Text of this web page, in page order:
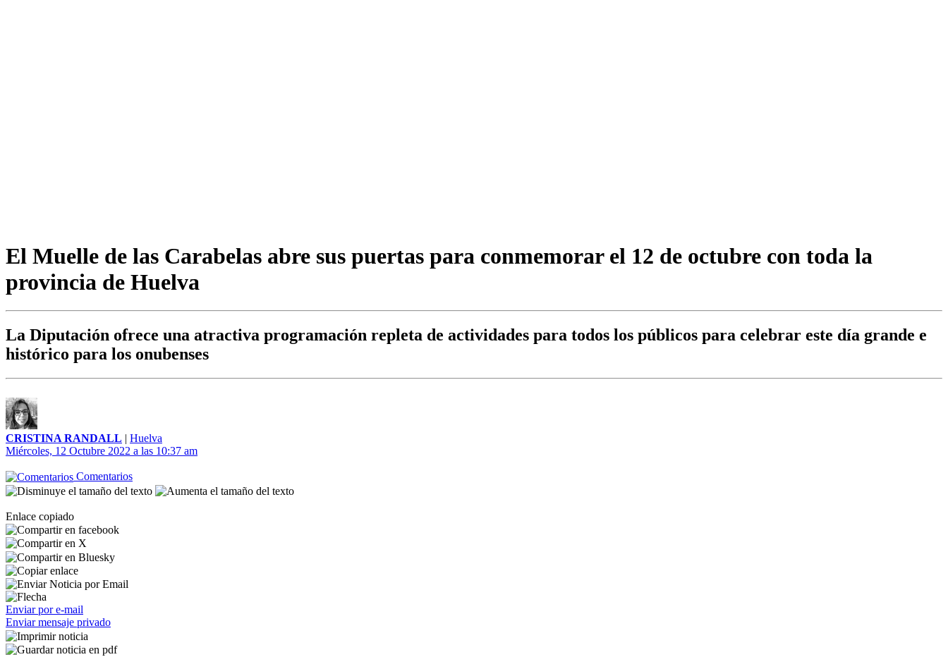
El Muelle de las Carabelas abre sus puertas para conmemorar el 12 de octubre con toda la
provincia de Huelva
La Diputación ofrece una atractiva programación repleta de actividades para todos los públicos para celebrar este día grande e
histórico para los onubenses
CRISTINA RANDALL | Huelva
Miércoles, 12 Octubre 2022 a las 10:37 am
Comentarios
Enlace copiado
Enviar por e-mail
Enviar mensaje privado